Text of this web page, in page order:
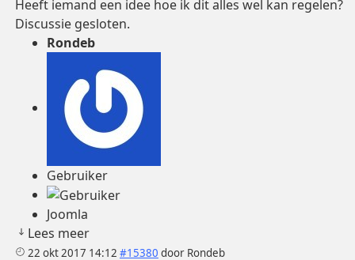
Heeft iemand een idee hoe ik dit alles wel kan regelen?
Discussie gesloten.
Rondeb
Gebruiker
Joomla
Lees meer
22 okt 2017 14:12 #15380 door Rondeb